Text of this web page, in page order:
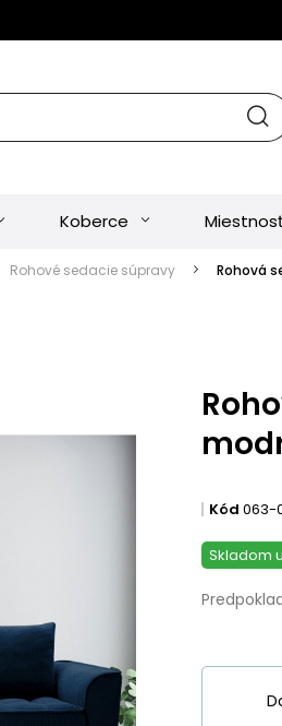
Koberce
Rohové sedacie súpravy Rohová
Kód 063-
Skladom